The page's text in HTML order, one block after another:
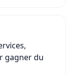
gagner du